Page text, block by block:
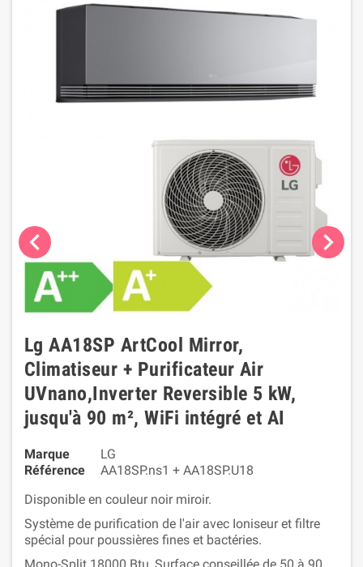
chevron_left chevron_right
Lg AA18SP ArtCool Mirror,
Climatiseur + Purificateur Air
UVnano,Inverter Reversible 5 kW,
jusqu'à 90 m², WiFi intégré et AI
Marque
LG
Référence
AA18SP.ns1 + AA18SP.U18
Disponible en couleur noir miroir.
Système de purification de l'air avec Ioniseur et filtre
spécial pour poussières fines et bactéries.